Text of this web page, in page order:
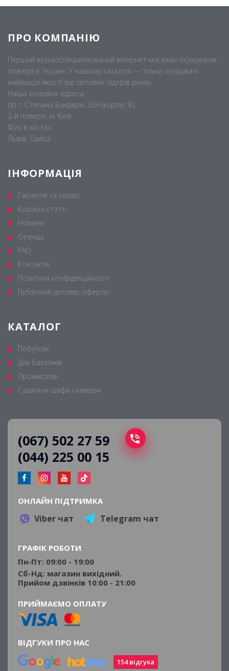
ПРО КОМПАНІЮ
Перший вузькоспеціалізований інтернет-магазин осушувачів
повітря в Україні. У нашому каталозі — тільки осушувачі
найвищої якості від світових лідерів ринку.
Наша основна адреса:
пр-т Степана Бандери, 28А (корпус Б),
2-й поверх, м. Київ
Філії в містах:
Львів, Одеса
ІНФОРМАЦІЯ
Гарантія та сервіс
Корисні статті
Новини
Оренда
FAQ
Контакти
Политика конфіденційності
Публічний договір оферти
КАТАЛОГ
Побутові
Для басейнів
Промислові
Сушильні шафи і камери
(067) 502 27 59
(044) 225 00 15
ОНЛАЙН ПІДТРИМКА
Viber чат Telegram чат
ГРАФІК РОБОТИ
Пн-Пт: 09:00 - 19:00
Сб-Нд: магазин вихідний.
Прийом дзвінків 10:00 - 21:00
ПРИЙМАЄМО ОПЛАТУ
ВІДГУКИ ПРО НАС
154 відгука